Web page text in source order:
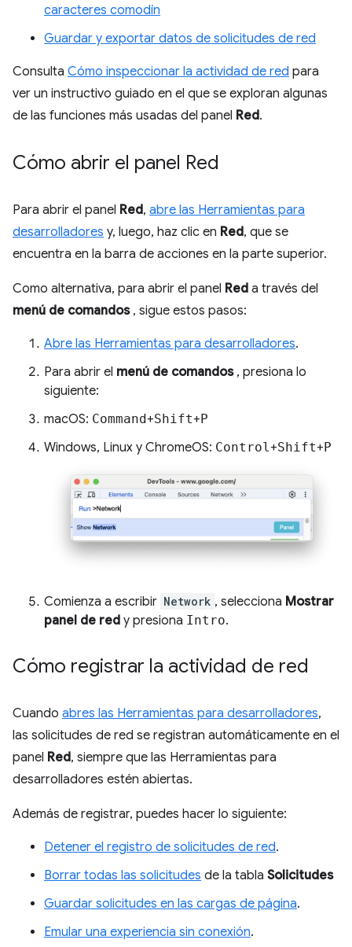
caracteres comodín
Guardar y exportar datos de solicitudes de red
Consulta Cómo inspeccionar la actividad de red para
ver un instructivo guiado en el que se exploran algunas
de las funciones más usadas del panel Red.
Cómo abrir el panel Red
Para abrir el panel Red, abre las Herramientas para
desarrolladores y, luego, haz clic en Red, que se
encuentra en la barra de acciones en la parte superior.
Como alternativa, para abrir el panel Red a través del
menú de comandos, sigue estos pasos:
Abre las Herramientas para desarrolladores.
Para abrir el menú de comandos, presiona lo
siguiente:
macOS: Command+Shift+P
Windows, Linux y ChromeOS: Control+Shift+P
Comienza a escribir Network , selecciona Mostrar
panel de red y presiona Intro.
Cómo registrar la actividad de red
Cuando abres las Herramientas para desarrolladores,
las solicitudes de red se registran automáticamente en el
panel Red, siempre que las Herramientas para
desarrolladores estén abiertas.
Además de registrar, puedes hacer lo siguiente:
Detener el registro de solicitudes de red.
Borrar todas las solicitudes de la tabla Solicitudes
Guardar solicitudes en las cargas de página.
Emular una experiencia sin conexión.